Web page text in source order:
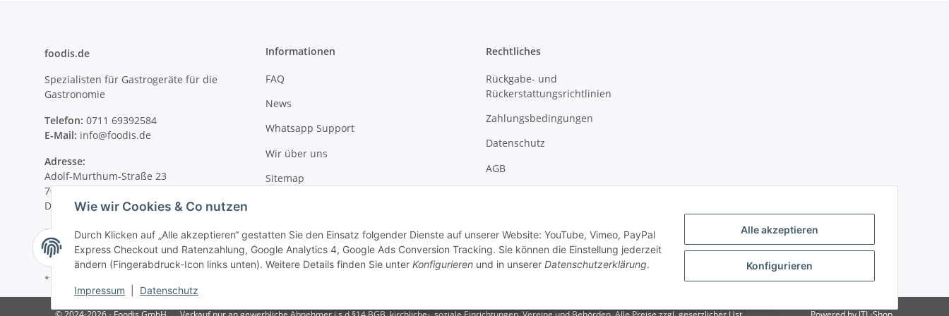
Alle akzeptieren
Konfigurieren
Wie wir Cookies & Co nutzen
Durch Klicken auf „Alle akzeptieren“ gestatten Sie den Einsatz folgender Dienste auf unserer Website: YouTube, Vimeo, PayPal
Express Checkout und Ratenzahlung, Google Analytics 4, Google Ads Conversion Tracking. Sie können die Einstellung jederzeit
ändern (Fingerabdruck-Icon links unten). Weitere Details finden Sie unter Konfigurieren und in unserer Datenschutzerklärung.
Impressum Datenschutz
foodis.de
Spezialisten für Gastrogeräte für die
Gastronomie
Telefon: 0711 69392584
E-Mail: info@foodis.de
Adresse:
Adolf-Murthum-Straße 23
70771 Leinfelden-Echterdingen
Deutschland
Supportzeiten:
Montag–Freitag, 08:00–17:00 Uhr
Informationen
FAQ
News
Whatsapp Support
Wir über uns
Sitemap
Rechtliches
Rückgabe- und
Rückerstattungsrichtlinien
Zahlungsbedingungen
Datenschutz
AGB
* Alle Preise zzgl. gesetzlicher USt., zzgl.